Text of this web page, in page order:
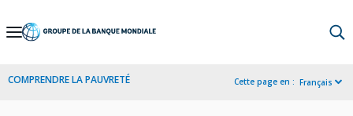
Skip
Navigation
COMPRENDRE LA PAUVRETÉ Cette page en : Français